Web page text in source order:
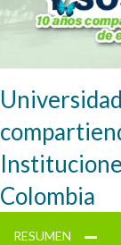
Colombia
RESUMEN